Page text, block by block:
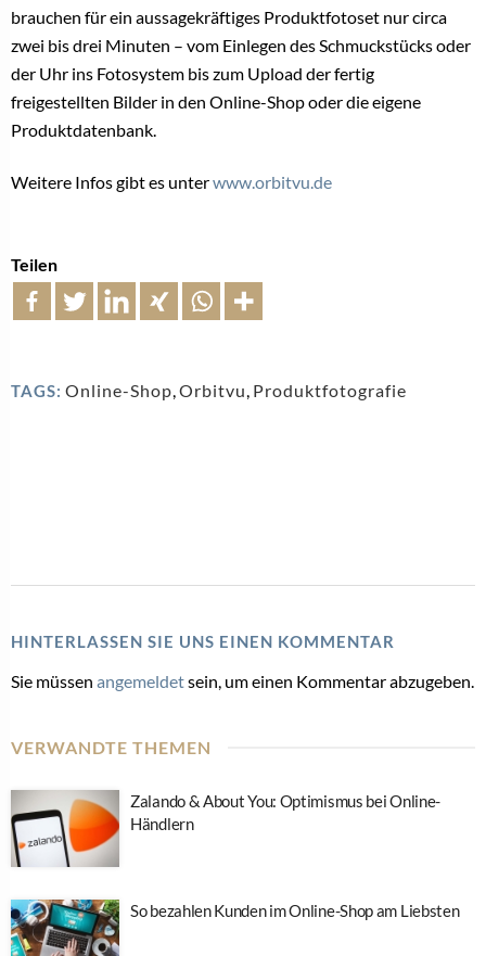
brauchen für ein aussagekräftiges Produktfotoset nur circa
zwei bis drei Minuten – vom Einlegen des Schmuckstücks oder
der Uhr ins Fotosystem bis zum Upload der fertig
freigestellten Bilder in den Online-Shop oder die eigene
Produktdatenbank.
Weitere Infos gibt es unterwww.orbitvu.de
Teilen
TAGS: Online-Shop,Orbitvu, Produktfotografie
HINTERLASSEN SIE UNS EINEN KOMMENTAR
Sie müssen angemeldetsein, um einen Kommentar abzugeben.
VERWANDTE THEMEN
Zalando & About You: Optimismus bei Online-
Händlern
So bezahlen Kunden im Online-Shop am Liebsten